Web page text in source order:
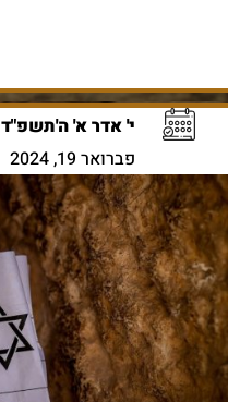
י' אדר א' ה'תשפ"ד
פברואר 19, 2024